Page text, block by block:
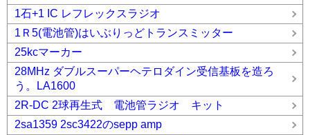
1石+1 IC レフレックスラジオ
1Ｒ5(電池管)はいぶりっどトランスミッター
25kcマーカー
28MHz ダブルスーパーヘテロダイン受信基板を造ろ
う。LA1600
2R-DC 2球再生式 電池管ラジオ キット
2sa1359 2sc3422のsepp amp